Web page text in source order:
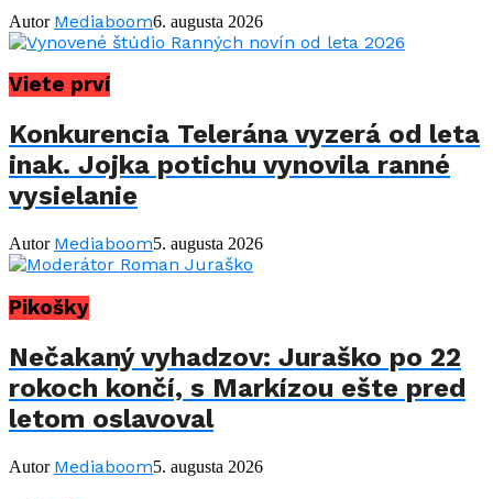
Autor Mediaboom6. augusta 2026
Viete prví
Konkurencia Telerána vyzerá od leta
inak. Jojka potichu vynovila ranné
vysielanie
Autor Mediaboom5. augusta 2026
Pikošky
Nečakaný vyhadzov: Juraško po 22
rokoch končí, s Markízou ešte pred
letom oslavoval
Autor Mediaboom5. augusta 2026